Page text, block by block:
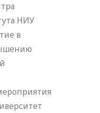
НИУ
в